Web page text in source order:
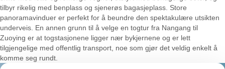
tilbyr rikelig med benplass og sjenerøs bagasjeplass. Store
panoramavinduer er perfekt for å beundre den spektakulære utsikten
underveis. En annen grunn til å velge en togtur fra Nangang til
Zuoying er at togstasjonene ligger nær bykjernene og er lett
tilgjengelige med offentlig transport, noe som gjør det veldig enkelt å
komme seg rundt.